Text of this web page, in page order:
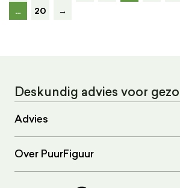
…
20 →
Deskundig advies voor
Advies
Over PuurFiguur